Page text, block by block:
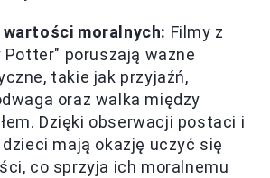
wartości moralnych: Filmy z
Potter" poruszają ważne
takie jak przyjaźń,
oraz walka między
Dzięki obserwacji postaci i
dzieci mają okazję uczyć się
co sprzyja ich moralnemu